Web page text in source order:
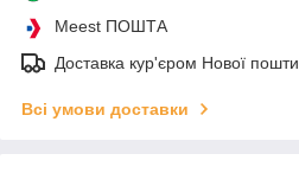
Meest ПОШТА
Доставка кур'єром Нової пошти
Всі умови доставки